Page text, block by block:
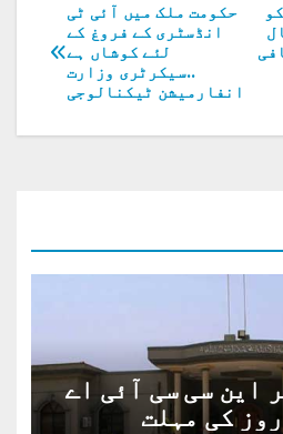
حکومت ملک میں آئی ٹی
انڈسٹری کے فروغ کے
لئے کوشاں ہے
..سیکرٹری وزارت
انفارمیشن ٹیکنالوجی
پر 15سال
این سی سی آئی اے